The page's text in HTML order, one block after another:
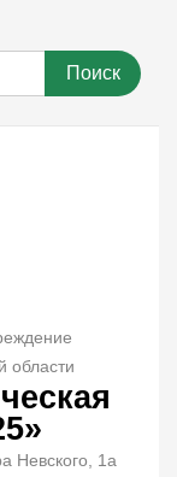
Поиск
области
Невского, 1а